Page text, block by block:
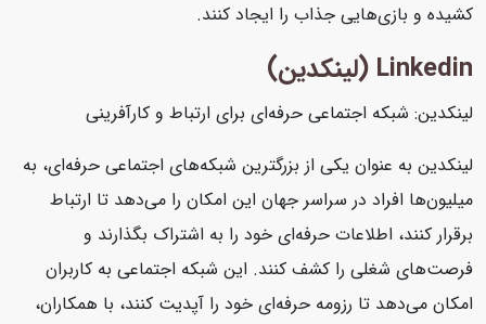
کشیده و بازی‌هایی جذاب را ایجاد کنند.
Linkedin (لینکدین)
لینکدین: شبکه اجتماعی حرفه‌ای برای ارتباط و کارآفرینی
لینکدین به عنوان یکی از بزرگترین شبکه‌های اجتماعی حرفه‌ای، به
میلیون‌ها افراد در سراسر جهان این امکان را می‌دهد تا ارتباط
برقرار کنند، اطلاعات حرفه‌ای خود را به اشتراک بگذارند و
فرصت‌های شغلی را کشف کنند. این شبکه اجتماعی به کاربران
امکان می‌دهد تا رزومه حرفه‌ای خود را آپدیت کنند، با همکاران،